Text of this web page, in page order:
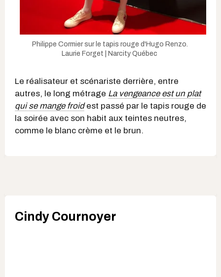
Philippe Cormier sur le tapis rouge d'Hugo Renzo.
Laurie Forget | Narcity Québec
Le réalisateur et scénariste derrière, entre
autres, le long métrage La vengeance est un plat
qui se mange froidest passé par le tapis rouge de
la soirée avec son habit aux teintes neutres,
comme le blanc crème et le brun.
Cindy Cournoyer